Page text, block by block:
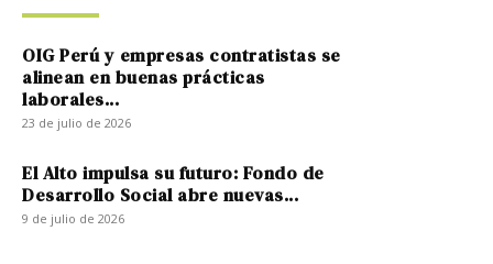
OIG Perú y empresas contratistas se
alinean en buenas prácticas
laborales...
23 de julio de 2026
El Alto impulsa su futuro: Fondo de
Desarrollo Social abre nuevas...
9 de julio de 2026